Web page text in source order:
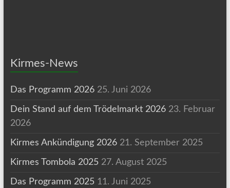
Kirmes-News
Das Programm 2026 25. Juni 2026
Dein Stand auf dem Trödelmarkt 2026 23. Februar
2026
Kirmes Ankündigung 2026 21. September 2025
Kirmes Tombola 2025 27. August 2025
Das Programm 2025 11. Juni 2025